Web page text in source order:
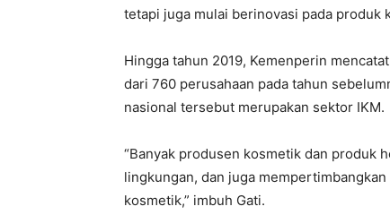
tetapi juga mulai berinovasi pada produk
Hingga tahun 2019, Kemenperin
dari 760 perusahaan pada tahun
nasional tersebut merupakan sektor IKM.
“Banyak produsen kosmetik dan produk
lingkungan, dan juga
kosmetik,” imbuh Gati.